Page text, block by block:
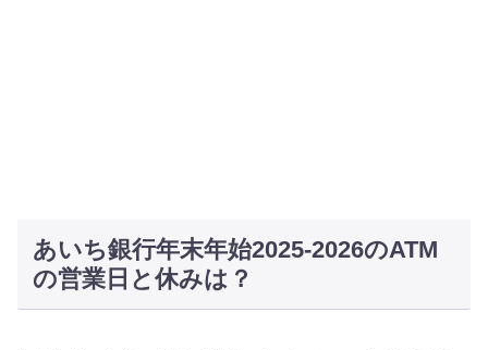
あいち銀行年末年始2025-2026のATM
の営業日と休みは？